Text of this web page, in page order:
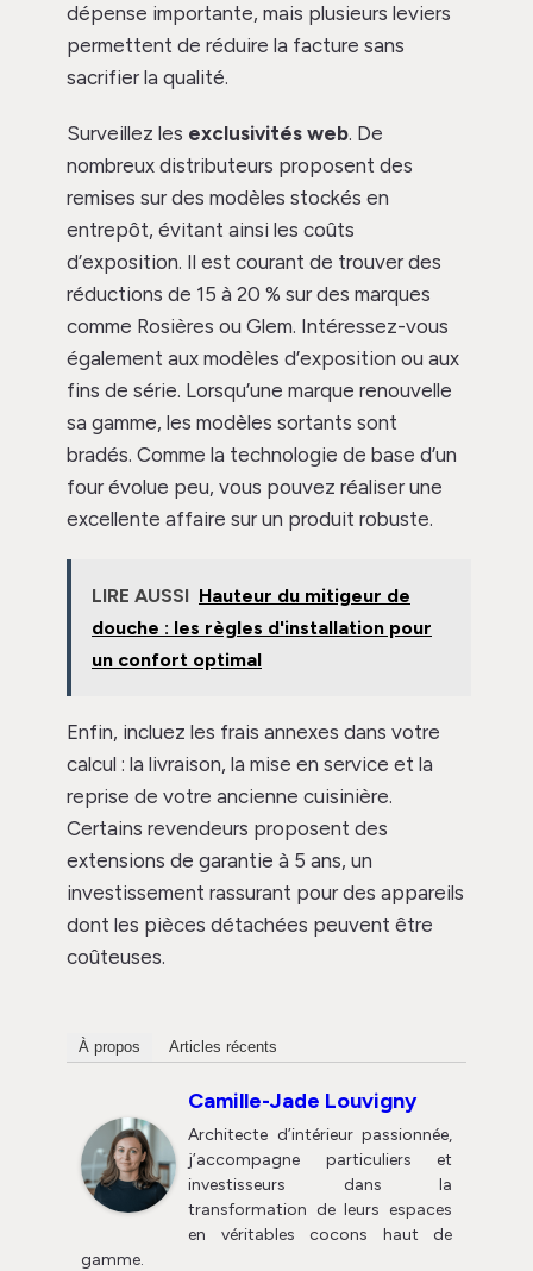
dépense importante, mais plusieurs leviers
permettent de réduire la facture sans
sacrifier la qualité.
Surveillez les exclusivités web. De
nombreux distributeurs proposent des
remises sur des modèles stockés en
entrepôt, évitant ainsi les coûts
d’exposition. Il est courant de trouver des
réductions de 15 à 20 % sur des marques
comme Rosières ou Glem. Intéressez-vous
également aux modèles d’exposition ou aux
fins de série. Lorsqu’une marque renouvelle
sa gamme, les modèles sortants sont
bradés. Comme la technologie de base d’un
four évolue peu, vous pouvez réaliser une
excellente affaire sur un produit robuste.
LIRE AUSSI Hauteur du mitigeur de
douche : les règles d'installation pour
un confort optimal
Enfin, incluez les frais annexes dans votre
calcul : la livraison, la mise en service et la
reprise de votre ancienne cuisinière.
Certains revendeurs proposent des
extensions de garantie à 5 ans, un
investissement rassurant pour des appareils
dont les pièces détachées peuvent être
coûteuses.
À propos Articles récents
Camille-Jade Louvigny
Architecte d’intérieur passionnée,
j’accompagne particuliers et
investisseurs dans la
transformation de leurs espaces
en véritables cocons haut de
gamme.